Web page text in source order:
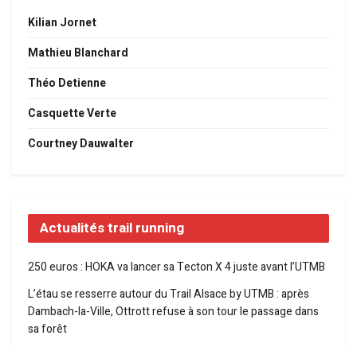
Kilian Jornet
Mathieu Blanchard
Théo Detienne
Casquette Verte
Courtney Dauwalter
Actualités trail running
250 euros : HOKA va lancer sa Tecton X 4 juste avant l’UTMB
L’étau se resserre autour du Trail Alsace by UTMB : après
Dambach-la-Ville, Ottrott refuse à son tour le passage dans
sa forêt